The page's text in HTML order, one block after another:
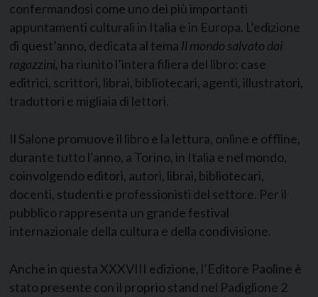
confermandosi come uno dei più importanti
appuntamenti culturali in Italia e in Europa. L’edizione
di quest’anno, dedicata al tema Il mondo salvato dai
ragazzini, ha riunito l’intera filiera del libro: case
editrici, scrittori, librai, bibliotecari, agenti, illustratori,
traduttori e migliaia di lettori.
Il Salone promuove il libro e la lettura, online e offline,
durante tutto l’anno, a Torino, in Italia e nel mondo,
coinvolgendo editori, autori, librai, bibliotecari,
docenti, studenti e professionisti del settore. Per il
pubblico rappresenta un grande festival
internazionale della cultura e della condivisione.
Anche in questa XXXVIII edizione, l’Editore Paoline è
stato presente con il proprio stand nel Padiglione 2